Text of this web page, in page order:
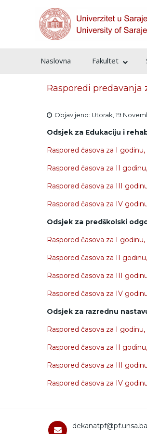
Naslovna Fakultet
Rasporedi predavanja
Objavljeno: Utorak, 19
Odsjek za Edukaciju i
Raspored časova za I
Raspored časova za II
Raspored časova za III
Raspored časova za IV
Odsjek za predškolski
Raspored časova za I
Raspored časova za II
Raspored časova za III
Raspored časova za IV
Odsjek za razrednu
Raspored časova za I
Raspored časova za II
Raspored časova za III
Raspored časova za IV
dekanatpf@pf.unsa.ba